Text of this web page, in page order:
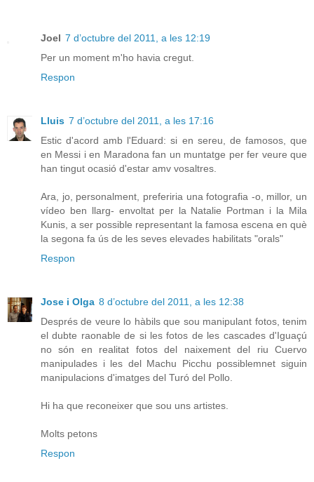
Joel 7 d’octubre del 2011, a les 12:19
Per un moment m'ho havia cregut.
Respon
Lluis 7 d’octubre del 2011, a les 17:16
Estic d'acord amb l'Eduard: si en sereu, de famosos, que
en Messi i en Maradona fan un muntatge per fer veure que
han tingut ocasió d'estar amv vosaltres.
Ara, jo, personalment, preferiria una fotografia -o, millor, un
vídeo ben llarg- envoltat per la Natalie Portman i la Mila
Kunis, a ser possible representant la famosa escena en què
la segona fa ús de les seves elevades habilitats "orals"
Respon
Jose i Olga 8 d’octubre del 2011, a les 12:38
Després de veure lo hàbils que sou manipulant fotos, tenim
el dubte raonable de si les fotos de les cascades d'Iguaçú
no són en realitat fotos del naixement del riu Cuervo
manipulades i les del Machu Picchu possiblemnet siguin
manipulacions d'imatges del Turó del Pollo.
Hi ha que reconeixer que sou uns artistes.
Molts petons
Respon